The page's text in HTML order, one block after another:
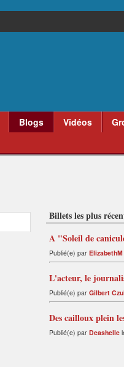
Blogs Vidéos
Billets les plus
A "Soleil de
Publié(e) par ElizabethM
L'acteur, le
Publié(e) par Gilbert
Des cailloux plein
Publié(e) par Deashelle